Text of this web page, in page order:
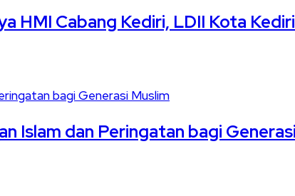
HMI Cabang Kediri, LDII Kota
Islam dan Peringatan bagi